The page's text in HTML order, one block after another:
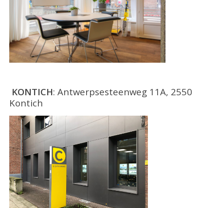
KONTICH: Antwerpsesteenweg 11A, 2550
Kontich